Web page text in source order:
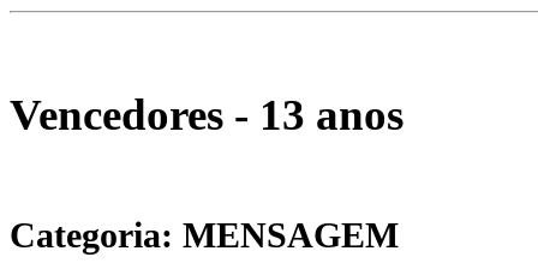
Vencedores - 13 anos
Categoria: MENSAGEM